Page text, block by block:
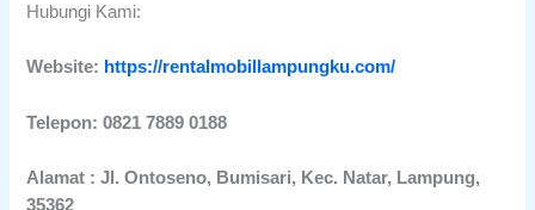
Hubungi Kami:
Website: https://rentalmobillampungku.com/
Telepon: 0821 7889 0188
Alamat : Jl. Ontoseno, Bumisari, Kec. Natar, Lampung,
35362